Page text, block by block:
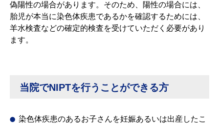
偽陽性の場合があります。そのため、陽性の場合には、
胎児が本当に染色体疾患であるかを確認するためには、
羊水検査などの確定的検査を受けていただく必要があり
ます。
当院でNIPTを行うことができる方
染色体疾患のあるお子さんを妊娠あるいは出産したこ